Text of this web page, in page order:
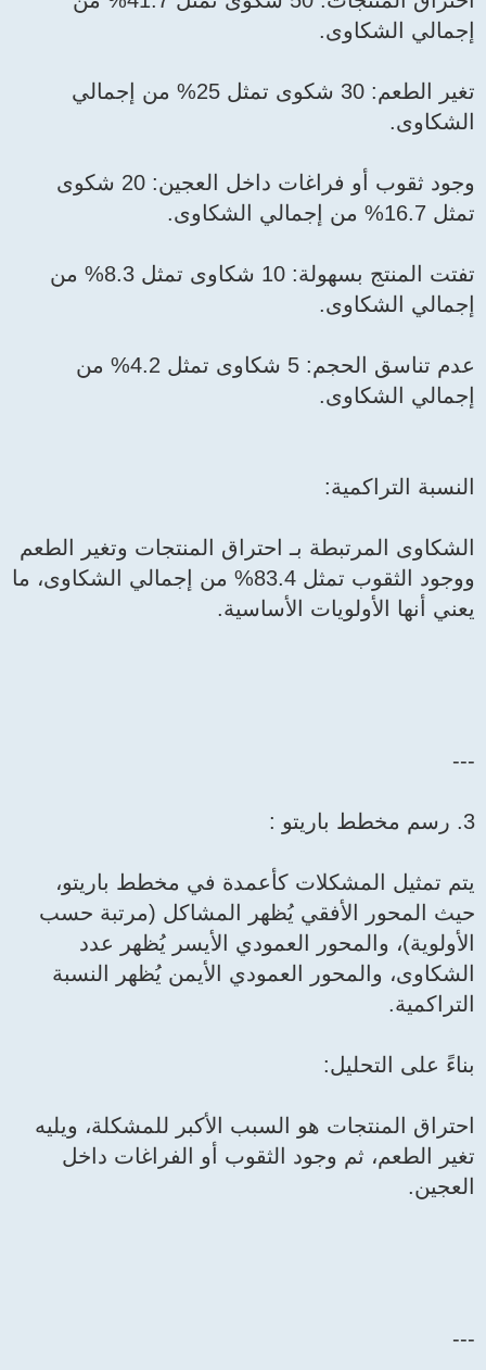
إجمالي الشكاوى.
تغير الطعم: 30 شكوى تمثل 25% من إجمالي
الشكاوى.
وجود ثقوب أو فراغات داخل العجين: 20 شكوى
تمثل 16.7% من إجمالي الشكاوى.
تفتت المنتج بسهولة: 10 شكاوى تمثل 8.3% من
إجمالي الشكاوى.
عدم تناسق الحجم: 5 شكاوى تمثل 4.2% من
إجمالي الشكاوى.
النسبة التراكمية:
الشكاوى المرتبطة بـ احتراق المنتجات وتغير الطعم
ووجود الثقوب تمثل 83.4% من إجمالي الشكاوى، ما
يعني أنها الأولويات الأساسية.
---
3. رسم مخطط باريتو :
يتم تمثيل المشكلات كأعمدة في مخطط باريتو،
حيث المحور الأفقي يُظهر المشاكل (مرتبة حسب
الأولوية)، والمحور العمودي الأيسر يُظهر عدد
الشكاوى، والمحور العمودي الأيمن يُظهر النسبة
التراكمية.
بناءً على التحليل:
احتراق المنتجات هو السبب الأكبر للمشكلة، ويليه
تغير الطعم، ثم وجود الثقوب أو الفراغات داخل
العجين.
---